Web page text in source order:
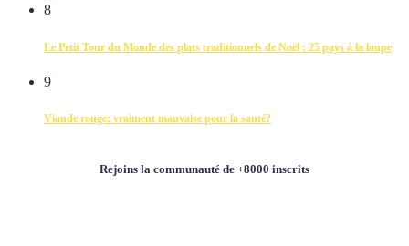
8
Le Petit Tour du Monde des plats traditionnels de Noël : 25 pays à la loupe
9
Viande rouge: vraiment mauvaise pour la santé?
Rejoins la communauté de +8000 inscrits